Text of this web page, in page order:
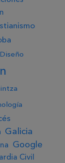
Diseño
Galicia
Google
Civil